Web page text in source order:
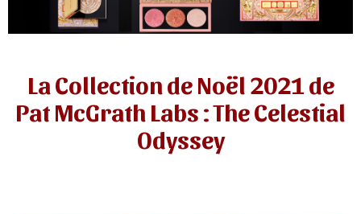
La Collection de Noël 2021 de
Pat McGrath Labs : The Celestial
Odyssey